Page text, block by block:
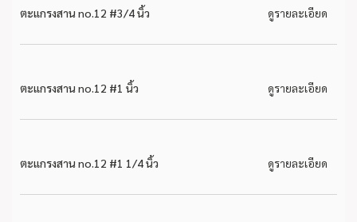
ตะแกรงสาน no.12 #3/4 นิ้ว ดูรายละเอียด
ตะแกรงสาน no.12 #1 นิ้ว ดูรายละเอียด
ตะแกรงสาน no.12 #1 1/4 นิ้ว ดูรายละเอียด